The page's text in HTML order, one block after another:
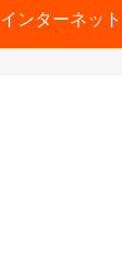
インターネッ